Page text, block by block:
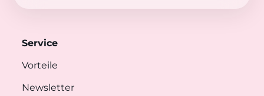
Service
Vorteile
Newsletter